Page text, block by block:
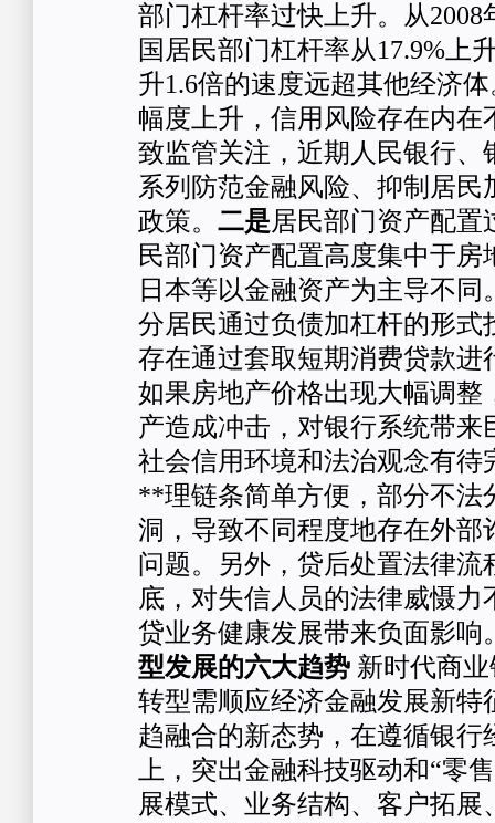
部门杠杆率过快上升。从2008
国居民部门杠杆率从17.9%上
升1.6倍的速度远超其他经济
幅度上升，信用风险存在内在
致监管关注，近期人民银行、
系列防范金融风险、抑制居民
政策。 二是居民部门资产配置
民部门资产配置高度集中于房
日本等以金融资产为主导不同
分居民通过负债加杠杆的形式
存在通过套取短期消费贷款进
如果房地产价格出现大幅调整
产造成冲击，对银行系统带来
社会信用环境和法治观念有待
**理链条简单方便，部分不法
洞，导致不同程度地存在外部
问题。另外，贷后处置法律流
底，对失信人员的法律威慑力
贷业务健康发展带来负面影响
型发展的六大趋势 新时代商
转型需顺应经济金融发展新特
趋融合的新态势，在遵循银行
上，突出金融科技驱动和“零
展模式、业务结构、客户拓展